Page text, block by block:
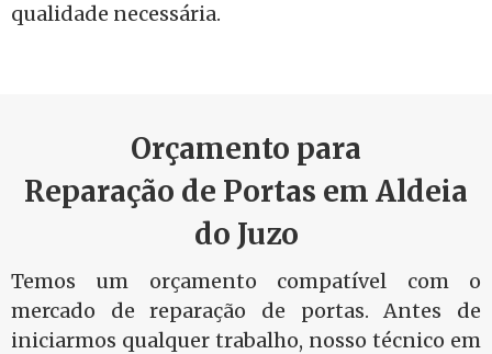
qualidade necessária.
Orçamento para
Reparação de Portas em Aldeia
do Juzo
Temos um orçamento compatível com o
mercado de reparação de portas. Antes de
iniciarmos qualquer trabalho, nosso técnico em